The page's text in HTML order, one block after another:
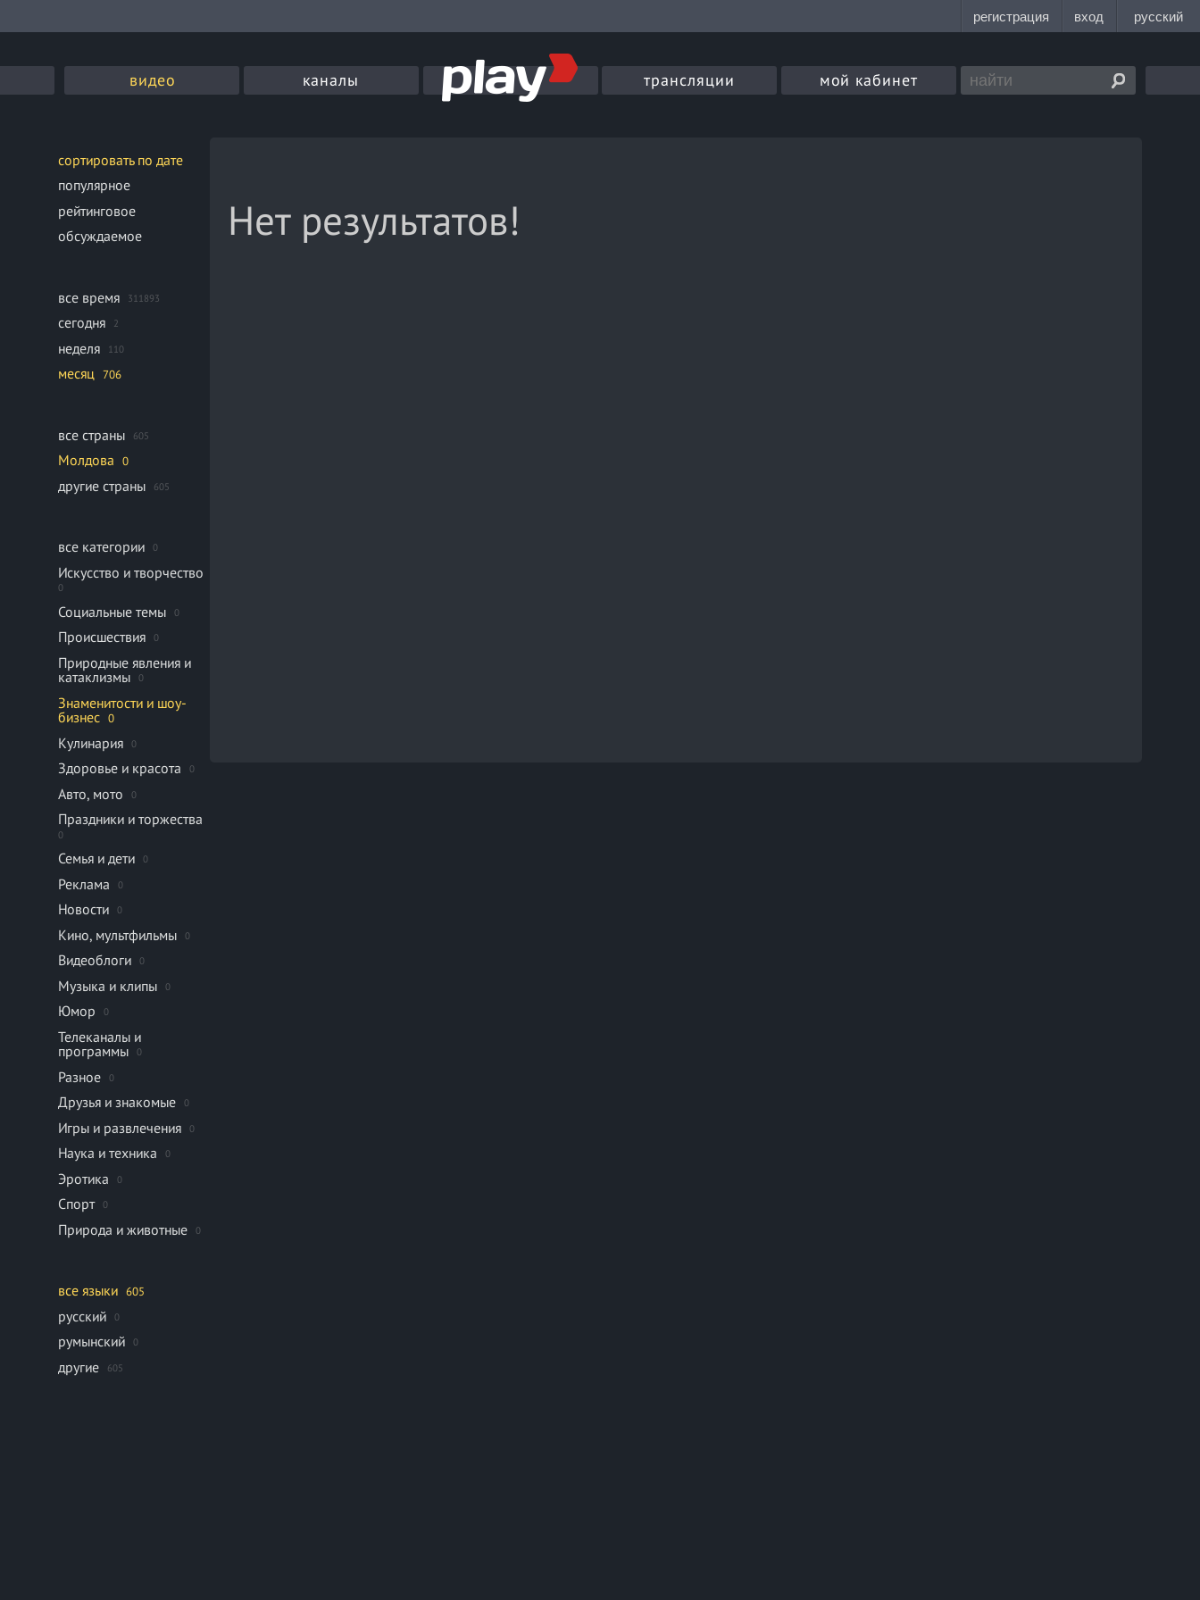
видео каналы трансляции мой кабинет
сортировать по дате
популярное
рейтинговое
обсуждаемое
все время 311893
сегодня 2
неделя 110
месяц 706
все страны 605
Молдова 0
другие страны 605
все категории 0
Искусство и творчество
0
Социальные темы 0
Происшествия 0
Природные явления и
катаклизмы
0
Знаменитости и шоу-
бизнес 0
Кулинария 0
Здоровье и красота 0
Авто, мото 0
Праздники и торжества
0
Семья и дети 0
Реклама 0
Новости 0
Кино, мультфильмы 0
Видеоблоги 0
Музыка и клипы 0
Юмор 0
Телеканалы и
программы
0
Разное 0
Друзья и знакомые 0
Игры и развлечения 0
Наука и техника 0
Эротика 0
Спорт 0
Природа и животные 0
все языки 605
русский 0
румынский 0
другие 605
Нет результатов!